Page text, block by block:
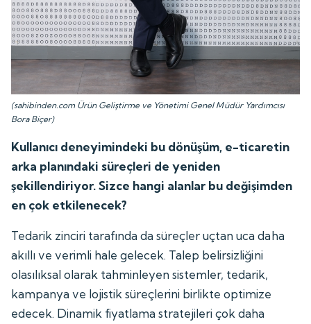
(sahibinden.com Ürün Geliştirme ve Yönetimi Genel Müdür Yardımcısı
Bora Biçer)
Kullanıcı deneyimindeki bu dönüşüm, e-ticaretin
arka planındaki süreçleri de yeniden
şekillendiriyor. Sizce hangi alanlar bu değişimden
en çok etkilenecek?
Tedarik zinciri tarafında da süreçler uçtan uca daha
akıllı ve verimli hale gelecek. Talep belirsizliğini
olasılıksal olarak tahminleyen sistemler, tedarik,
kampanya ve lojistik süreçlerini birlikte optimize
edecek. Dinamik fiyatlama stratejileri çok daha